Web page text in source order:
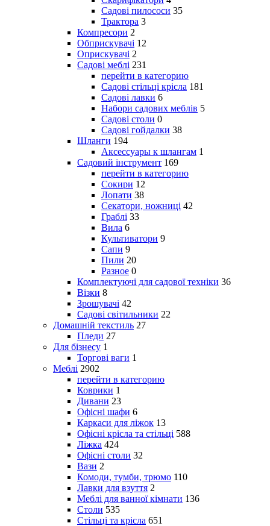
Садові пилососи 35
Трактора 3
Компресори 2
Обприскувачі 12
Оприскувачі 2
Садові меблі 231
перейти в категорию
Садові стільці крісла 181
Садові лавки 6
Набори садових меблів 5
Садові столи 0
Садові гойдалки 38
Шланги 194
Аксессуары к шлангам 1
Садовий інструмент 169
перейти в категорию
Сокири 12
Лопати 38
Секатори, ножниці 42
Граблі 33
Вила 6
Культиватори 9
Сапи 9
Пили 20
Разное 0
Комплектуючі для садової техніки 36
Візки 8
Зрошувачі 42
Садові світильники 22
Домашній текстиль 27
Пледи 27
Для бізнесу 1
Торгові ваги 1
Меблі 2902
перейти в категорию
Коврики 1
Дивани 23
Офісні шафи 6
Каркаси для ліжок 13
Офісні крісла та стільці 588
Ліжка 424
Офісні столи 32
Вази 2
Комоди, тумби, трюмо 110
Лавки для взуття 2
Меблі для ванної кімнати 136
Столи 535
Стільці та крісла 651